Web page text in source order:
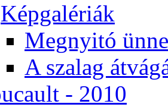
Kép­ga­lé­ri­ák
Meg­nyi­tó
A sza­lag
- 2010